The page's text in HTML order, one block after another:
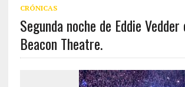
CRÓNICAS
Segunda noche de Eddie
Beacon Theatre.